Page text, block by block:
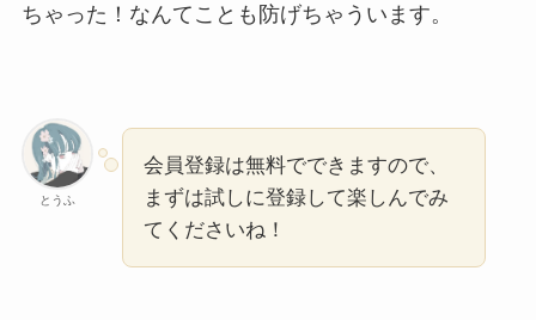
ちゃった！なんてことも防げちゃういます。
とうふ
会員登録は無料でできますので、
まずは試しに登録して楽しんでみ
てくださいね！